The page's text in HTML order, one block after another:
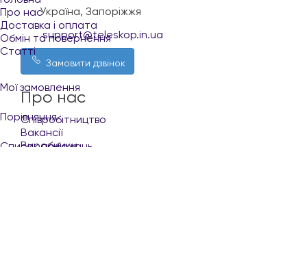
Про нас
Доставка і оплата
Обмін та повернення
Статті
Мої замовлення
Порівняння
Список побажань
Україна, Запоріжжя
support@teleskop.in.ua
Замовити дзвінок
Про нас
Співробітництво
Вакансії
Виробники